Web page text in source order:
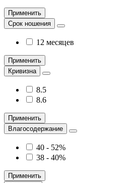
Применить
Срок ношения
12 месяцев
Применить
Кривизна
8.5
8.6
Применить
Влагосодержание
40 - 52%
38 - 40%
Применить